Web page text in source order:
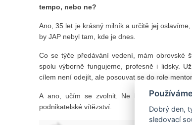
tempo, nebo ne?
Ano, 35 let je krásný milník a určitě jej
by JAP nebyl tam, kde je dnes.
Co se týče předávání vedení, mám obrovské
spolu výborně fungujeme, profesně i lidsky.
cílem není odejít, ale posouvat se do role
A ano, učím se zvolnit. Ne kvůli sobě, ale
podnikatelské vítězství.
Dobrý den,
sledovací